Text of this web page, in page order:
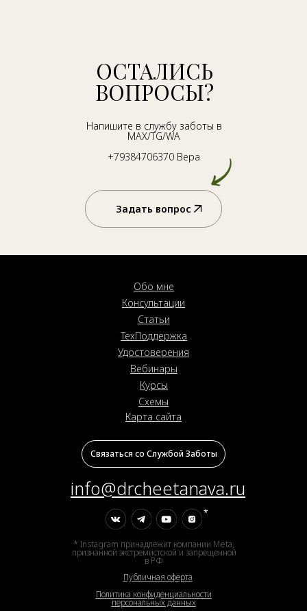
ОСТАЛИСЬ
ВОПРОСЫ?
Напишите в службу заботы в
MAX/TG/WA
+79384706370 Вера
Задать вопрос
Публичная оферта
Политика конфиденциальности
персональных данных
info@drcheetanava.ru
Курсы
Консультации
Статьи
Удостоверения
ТехПоддержка
Схемы
Обо мне
Вебинары
Связаться со Службой Заботы
Карта сайта
*
* Instagram принадлежит компании Meta,
признанной экстремистской и запрещенной
в РФ